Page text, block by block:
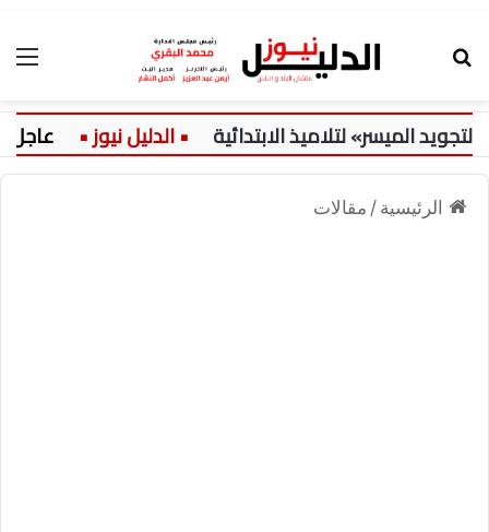
الميسر» لتلاميذ الابتدائية عاجل:
الرئيسية / مقالات